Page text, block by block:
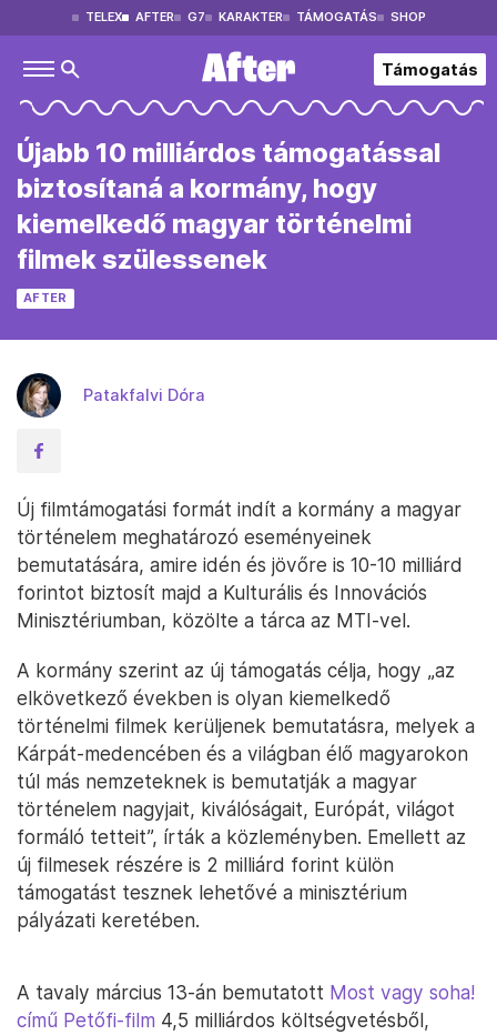
TELEX AFTER G7 KARAKTER TÁMOGATÁS SHOP
Támogatás
Újabb 10 milliárdos támogatással
biztosítaná a kormány, hogy
kiemelkedő magyar történelmi
filmek szülessenek
AFTER
Patakfalvi Dóra
Új filmtámogatási formát indít a kormány a magyar
történelem meghatározó eseményeinek
bemutatására, amire idén és jövőre is 10-10 milliárd
forintot biztosít majd a Kulturális és Innovációs
Minisztériumban, közölte a tárca az MTI-vel.
A kormány szerint az új támogatás célja, hogy „az
elkövetkező években is olyan kiemelkedő
történelmi filmek kerüljenek bemutatásra, melyek a
Kárpát-medencében és a világban élő magyarokon
túl más nemzeteknek is bemutatják a magyar
történelem nagyjait, kiválóságait, Európát, világot
formáló tetteit”, írták a közleményben. Emellett az
új filmesek részére is 2 milliárd forint külön
támogatást tesznek lehetővé a minisztérium
pályázati keretében.
A tavaly március 13-án bemutatott Most vagy soha!
című Petőfi-film 4,5 milliárdos költségvetésből,